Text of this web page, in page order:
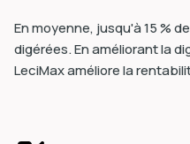
En moyenne, jusqu'à 15 %
digérées. En améliorant la
LeciMax améliore la